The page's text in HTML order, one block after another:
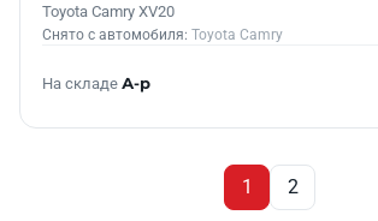
Toyota Camry XV20
Снято с автомобиля: Toyota Camry
На складе А-р
1 2